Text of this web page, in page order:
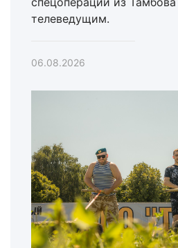
телеведущим.
06.08.2026